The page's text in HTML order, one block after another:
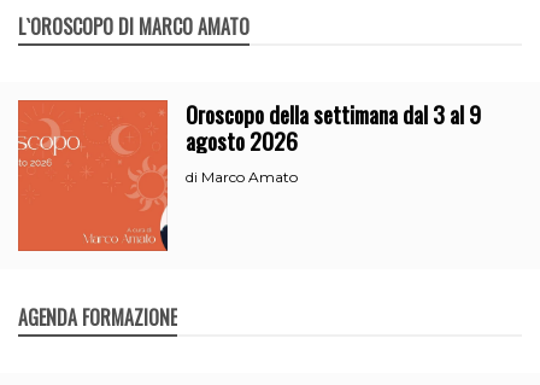
L`OROSCOPO DI MARCO AMATO
Oroscopo della settimana dal 3 al 9
agosto 2026
di Marco Amato
AGENDA FORMAZIONE